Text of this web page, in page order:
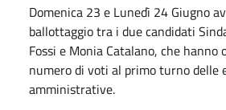
Domenica 23 e Lunedì 24 Giugno
ballottaggio tra i due candidati
Fossi e Monia Catalano, che
numero di voti al primo turno delle
amministrative.